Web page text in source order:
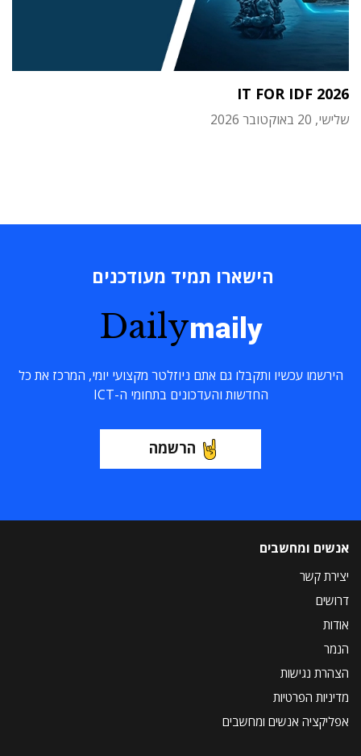
IT FOR IDF 2026
שלישי, 20 באוקטובר 2026
הישארו תמיד מעודכנים
Dailymaily
הירשמו עכשיו ותקבלו גם אתם ניוזלטר מקצועי יומי, המרכז את כל
החדשות והעדכונים בתחומי ה-ICT
הרשמה
אנשים ומחשבים
יצירת קשר
דרושים
אודות
הנמר
הצהרת נגישות
מדיניות הפרטיות
אפליקציה אנשים ומחשבים